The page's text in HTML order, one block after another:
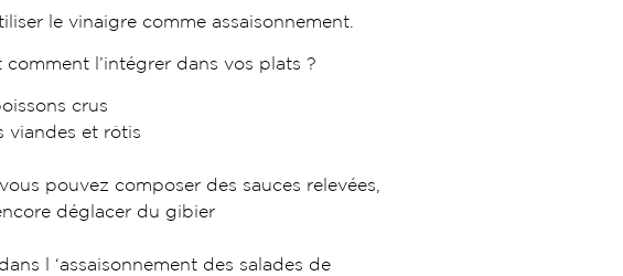
le vinaigre comme assaisonnement.
l’intégrer dans vos plats ?
crus
viandes et rôtis
pouvez composer des sauces relevées,
déglacer du gibier
l ‘assaisonnement des salades de